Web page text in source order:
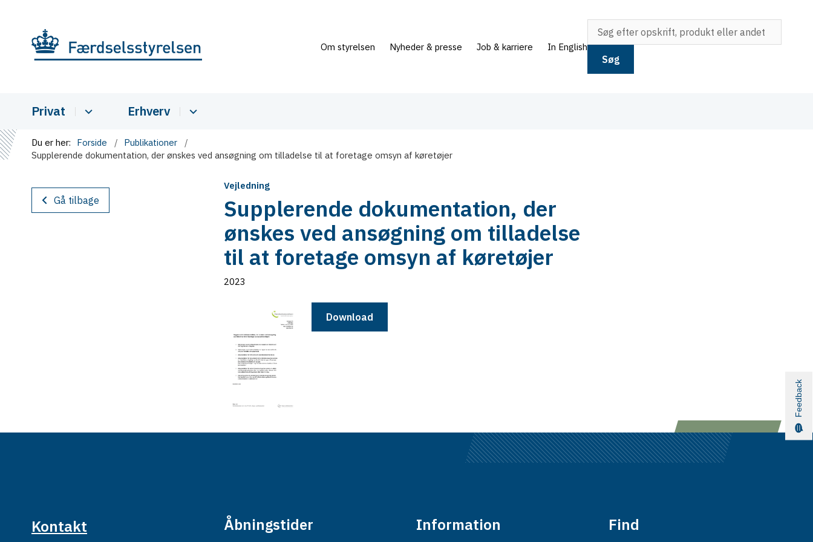
Om styrelsen Nyheder & presse Job & karriere In English
Søg
Privat Erhverv
Du er her: Forside
Publikationer
Supplerende dokumentation, der ønskes ved ansøgning om tilladelse til at foretage omsyn af køretøjer
Gå tilbage
Vejledning
Supplerende dokumentation, der
ønskes ved ansøgning om tilladelse
til at foretage omsyn af køretøjer
2023
Download
Kontakt Åbningstider Information Find
Feedback